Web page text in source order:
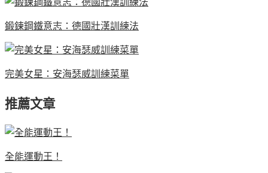
鍛鍊鋼鐵意志：德國壯漢訓練法
完美女星：安海瑟威訓練菜單
推薦文章
全能運動王！